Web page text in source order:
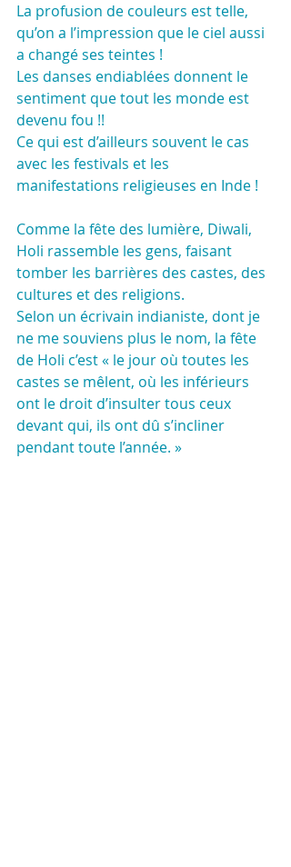
La profusion de couleurs est telle,
qu’on a l’impression que le ciel aussi
a changé ses teintes !
Les danses endiablées donnent le
sentiment que tout les monde est
devenu fou !!
Ce qui est d’ailleurs souvent le cas
avec les festivals et les
manifestations religieuses en Inde !
Comme la fête des lumière, Diwali,
Holi rassemble les gens, faisant
tomber les barrières des castes, des
cultures et des religions.
Selon un écrivain indianiste, dont je
ne me souviens plus le nom, la fête
de Holi c’est « le jour où toutes les
castes se mêlent, où les inférieurs
ont le droit d’insulter tous ceux
devant qui, ils ont dû s’incliner
pendant toute l’année. »